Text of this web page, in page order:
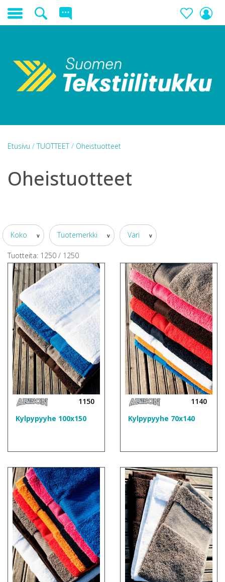
Etusivu /TUOTTEET/ Oheistuotteet
Oheistuotteet
Koko v Tuotemerkki v Väri v
Tuotteita: 1250 / 1250
1150
Kylpypyyhe 100x150
1140
Kylpypyyhe 70x140